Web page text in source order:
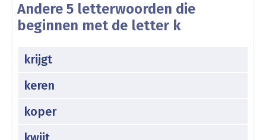
Andere 5 letterwoorden die
beginnen met de letter k
krijgt
keren
koper